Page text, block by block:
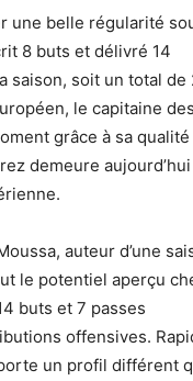
une belle régularité
8 buts et délivré 14
saison, soit un total de
le capitaine des
grâce à sa qualité
demeure aujourd’hui
auteur d’une
le potentiel aperçu
buts et 7 passes
offensives.
un profil différent